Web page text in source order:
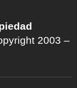
2003 –